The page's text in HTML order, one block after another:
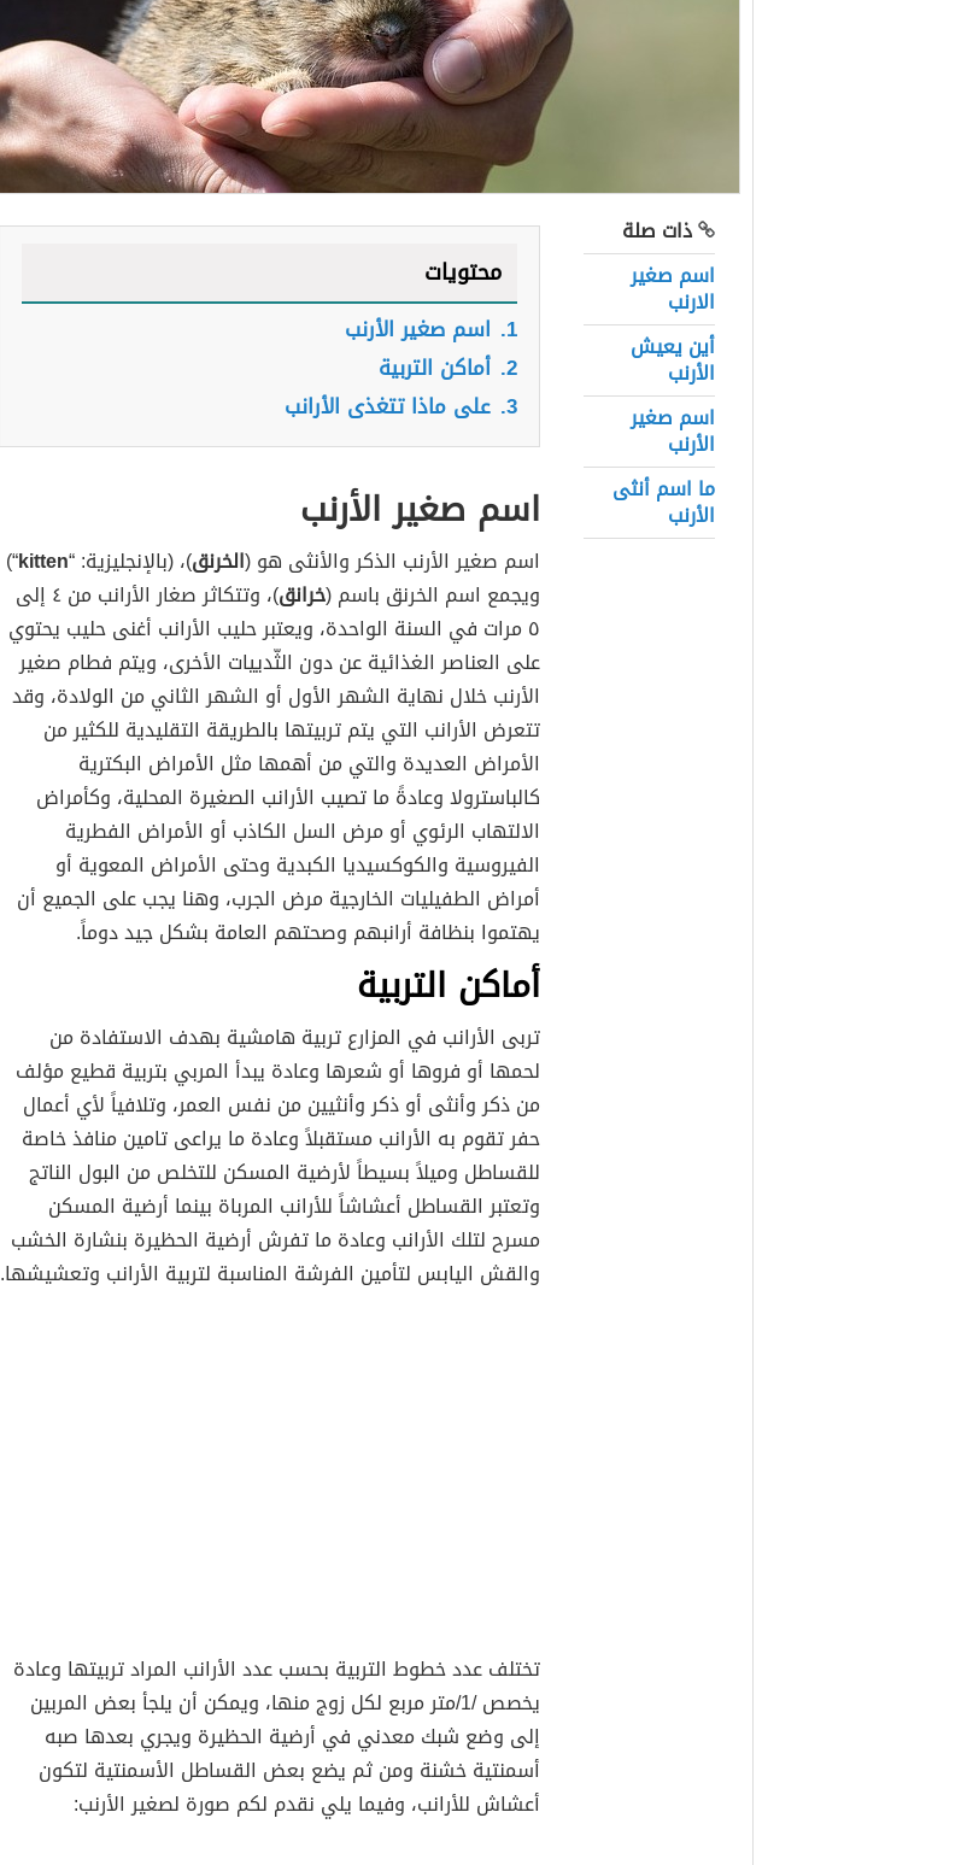
ذات صلة
اسم صغير
الارنب
أين يعيش
الأرنب
اسم صغير
الأرنب
ما اسم أنثى
الأرنب
محتويات
1. اسم صغير الأرنب
2. أماكن التربية
3. على ماذا تتغذى الأرانب
اسم صغير الأرنب
اسم صغير الأرنب الذكر والأنثى هو (الخرنق)، (بالإنجليزية: “kitten
“)
ويجمع اسم الخرنق باسم (خرانق
)، وتتكاثر صغار الأرانب من ٤ إلى
٥ مرات في السنة الواحدة، ويعتبر حليب الأرانب أغنى حليب يحتوي
على العناصر الغذائية عن دون الثّدييات الأخرى، ويتم فطام صغير
الأرنب خلال نهاية الشهر الأول أو الشهر الثاني من الولادة، وقد
تتعرض الأرانب التي يتم تربيتها بالطريقة التقليدية للكثير من
الأمراض العديدة والتي من أهمها مثل الأمراض البكترية
كالباسترولا وعادةً ما تصيب الأرانب الصغيرة المحلية، وكأمراض
الالتهاب الرئوي أو مرض السل الكاذب أو الأمراض الفطرية
الفيروسية والكوكسيديا الكبدية وحتى الأمراض المعوية أو
أمراض الطفيليات الخارجية مرض الجرب، وهنا يجب على الجميع أن
يهتموا بنظافة أرانبهم وصحتهم العامة بشكل جيد دوماً.
أماكن التربية
تربى الأرانب في المزارع تربية هامشية بهدف الاستفادة من
لحمها أو فروها أو شعرها وعادة يبدأ المربي بتربية قطيع مؤلف
من ذكر وأنثى أو ذكر وأنثيين من نفس العمر، وتلافياً لأي أعمال
حفر تقوم به الأرانب مستقبلاً وعادة ما يراعى تامين منافذ خاصة
للقساطل وميلاً بسيطاً لأرضية المسكن للتخلص من البول الناتج
وتعتبر القساطل أعشاشاً للأرانب المرباة بينما أرضية المسكن
مسرح لتلك الأرانب وعادة ما تفرش أرضية الحظيرة بنشارة الخشب
والقش اليابس لتأمين الفرشة المناسبة لتربية الأرانب وتعشيشها.
تختلف عدد خطوط التربية بحسب عدد الأرانب المراد تربيتها وعادة
يخصص /1/متر مربع لكل زوج منها، ويمكن أن يلجأ بعض المربين
إلى وضع شبك معدني في أرضية الحظيرة ويجري بعدها صبه
أسمنتية خشنة ومن ثم يضع بعض القساطل الأسمنتية لتكون
أعشاش للأرانب، وفيما يلي نقدم لكم صورة لصغير الأرنب: